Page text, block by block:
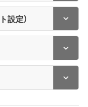
設定）